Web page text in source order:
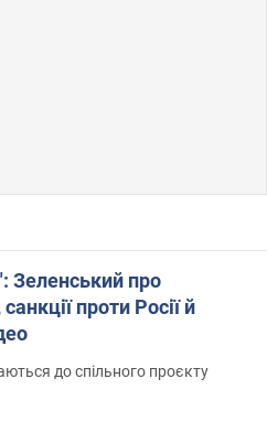
Зеленський про
проти Росії й
до спільного проєкту